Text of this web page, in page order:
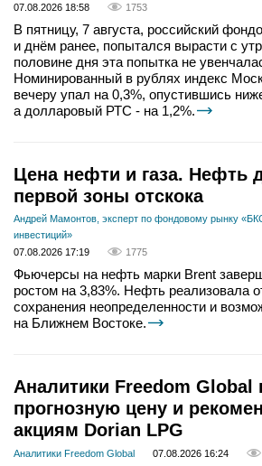
07.08.2026 18:58
1753
В пятницу, 7 августа, российский
и днём ранее, попытался вырасти с
половине дня эта попытка не
Номинированный в рублях индекс
вечеру упал на 0,3%, опустившись
а долларовый РТС - на 1,2%.
Цена нефти и газа. Нефть
первой зоны отскока
Андрей Мамонтов, эксперт по фондовому рынку
инвестиций»
07.08.2026 17:19
1775
Фьючерсы на нефть марки Brent
ростом на 3,83%. Нефть реализовала
сохранения неопределенности и
на Ближнем Востоке.
Аналитики Freedom
прогнозную цену и
акциям Dorian LPG
Аналитики Freedom Global 07.08.2026 16:24